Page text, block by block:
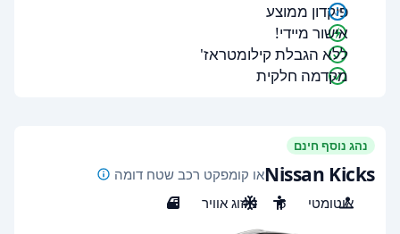
פיקדון ממוצע
אישור מיידי!
ללא הגבלת קילומטראז'
מקדמה חלקית
נהג נוסף חינם
Nissan Kicksאו קומפקט רכב שטח דומה
אוטומטי
5 מיזוג אוויר 5